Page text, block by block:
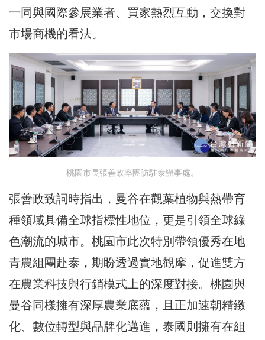
一同與國際參展業者、買家熱烈互動，交換對
市場商機的看法。
桃園市長張善政率團訪駐泰辦事處。
張善政致詞時指出，曼谷在觀葉植物與熱帶育
種領域具備全球指標性地位，更是引領全球綠
色潮流的城市。桃園市此次特別帶領優秀在地
青農組團赴泰，期盼透過實地觀摩，促進雙方
在農業科技與行銷模式上的深度對接。桃園與
曼谷同樣擁有深厚農業底蘊，且正加速朝精緻
化、數位轉型與品牌化邁進，泰國則擁有在組